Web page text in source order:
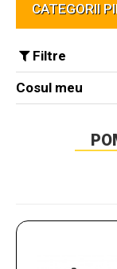
CATEGORII
Filtre
Cosul meu